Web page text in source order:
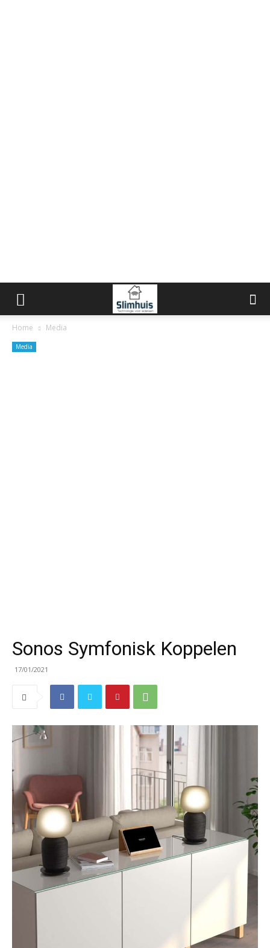
Home Media
Media
Sonos Symfonisk Koppelen
17/01/2021